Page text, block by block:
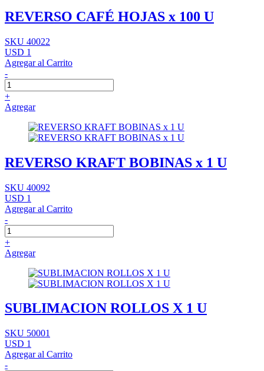
REVERSO CAFÉ HOJAS x 100 U
SKU 40022
USD 1
Agregar al Carrito
-
+
Agregar
REVERSO KRAFT BOBINAS x 1 U
SKU 40092
USD 1
Agregar al Carrito
-
+
Agregar
SUBLIMACION ROLLOS X 1 U
SKU 50001
USD 1
Agregar al Carrito
-